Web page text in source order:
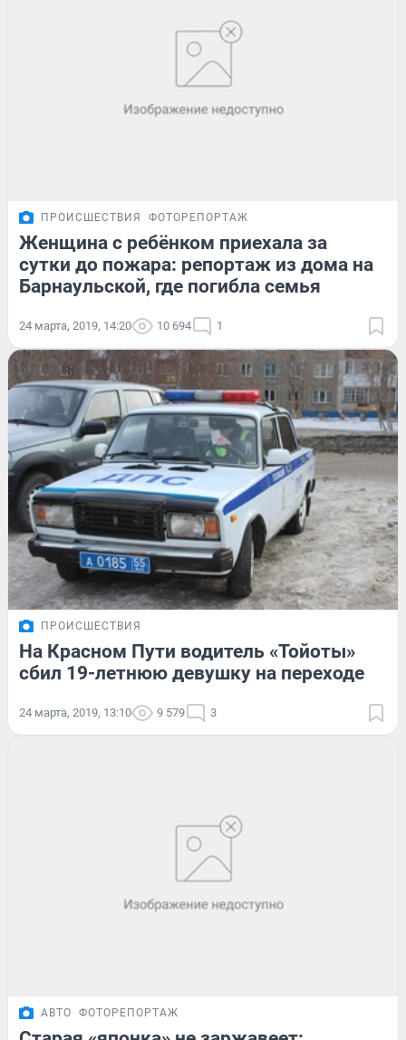
ПРОИСШЕСТВИЯ ФОТОРЕПОРТАЖ
Женщина с ребёнком приехала за
сутки до пожара: репортаж из дома на
Барнаульской, где погибла семья
24 марта, 2019, 14:20 10 694 1
ПРОИСШЕСТВИЯ
На Красном Пути водитель «Тойоты»
сбил 19-летнюю девушку на переходе
24 марта, 2019, 13:10 9 579 3
АВТО ФОТОРЕПОРТАЖ